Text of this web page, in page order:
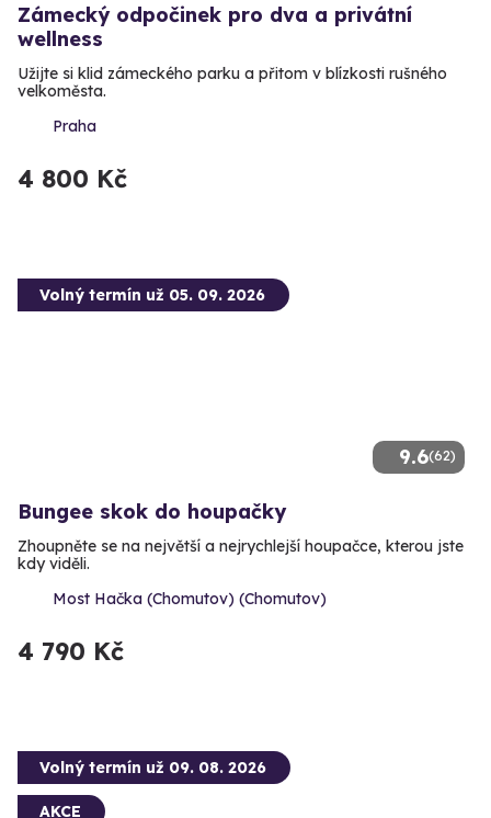
Zámecký odpočinek pro dva a privátní
wellness
Užijte si klid zámeckého parku a přitom v blízkosti rušného
velkoměsta.
Praha
4 800 Kč
9.6(62)
Volný termín už 05. 09. 2026
Bungee skok do houpačky
Zhoupněte se na největší a nejrychlejší houpačce, kterou jste
kdy viděli.
Most Hačka (Chomutov) (Chomutov)
4 790 Kč
Volný termín už 09. 08. 2026
AKCE